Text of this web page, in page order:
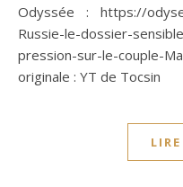
Odyssée : https://
Russie-le-dossier-
pression-sur-le-couple-
originale : YT de Tocsin